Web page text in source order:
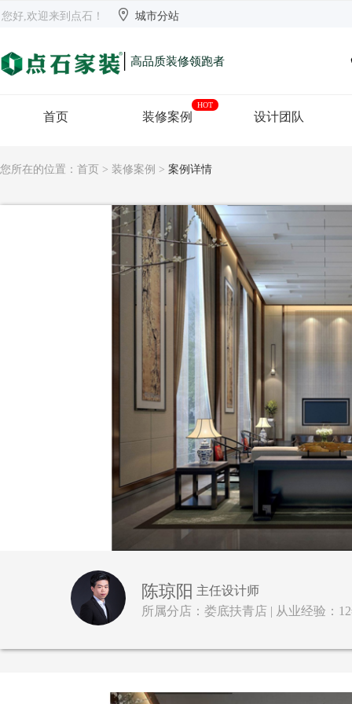
欢迎来到点石  长沙 【切换】
您好,欢迎来到点石！  城市分站
| 高品质装修领跑者
首页 装修案例
HOT
设计团队
您所在的位置： 首页 > 装修案例 > 案例详情
陈琼阳 主任设计师
所属分店：娄底扶青店 | 从业经验：